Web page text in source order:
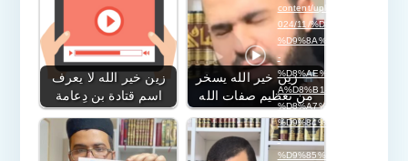
content/uploads/2
024/11/%D8%B2
%D9%8A%D9%86
-
%D8%AE%D9%8
A%D8%B1-
%D8%A7%D9%84
%D9%84%D9%87
-
%D9%85%D9%81
زين خير الله لا يعرف
اسم قتادة بن دِعامة
زين خير الله يسخر
من تعظيم صفات الله